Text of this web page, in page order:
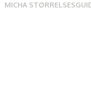
MICHA